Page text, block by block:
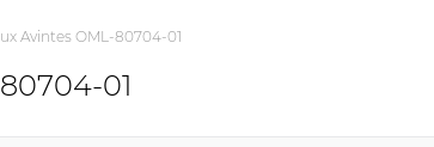
Avintes OML-80704-01
01